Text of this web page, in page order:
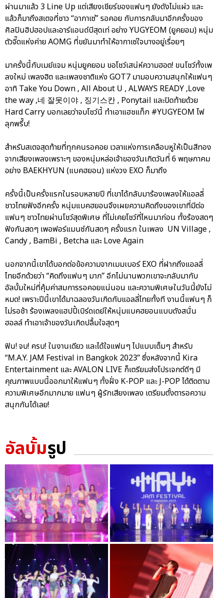
ผ่านมาแล้ว 3 Line Up แต่เสียงเชียร์ของแฟนๆ ยังดังไม่แผ่ว และ
แล้วก็มาถึงสเตจที่ชาว “อากาเซ่” รอคอย กับการกลับมาอีกครั้งของ
ศิลปินฮิปฮอปและอาร์แอนด์บีสุดเท่ อย่าง YUGYEOM (ยูคยอม) หนุ่ม
ตัวจี๊ดแห่งค่าย AOMG ที่ขยันมาทำให้อากาเซ่ใจบางอยู่เรื่อยๆ
มาครั้งนี้กับเมย์แจม หนุ่มยูคยอม ขอโชว์เสน่ห์ความฮอต! ขนโชว์ทั้งเพ
ลงใหม่ เพลงฮิต และเพลงชาติแห่ง GOT7 มามอบความสนุกให้แฟนๆ
อาทิ Take You Down , All About U , ALWAYS READY ,Love
the way ,네 잘못이야 , 징기스칸 , Ponytail และปิดท้ายด้วย
Hard Carry บอกเลยว่าจบโชว์นี้ ทำเอาแฮชแท็ก #YUGYEOM ไฟ
ลุกพรึ๊บ!
สำหรับสเตจสุดท้ายที่ทุกคนรอคอย เวลาแห่งการเคลือบหูให้เป็นสีทอง
จากเสียงเพลงเพราะๆ ของหนุ่มหล่อเจ้าของวันเกิดวันที่ 6 พฤษภาคม
อย่าง BAEKHYUN (แบคฮยอน) แห่งวง EXO ก็มาถึง
ครั้งนี้เป็นครั้งแรกในรอบหลายปี ที่เขาได้กลับมาร้องเพลงให้แอลลี่
ชาวไทยฟังอีกครั้ง หนุ่มแบคฮยอนจึงเผยความคิดถึงของเขาที่มีต่อ
แฟนๆ ชาวไทยผ่านโชว์สุดพิเศษ ที่ไม่เคยโชว์ที่ไหนมาก่อน ทั้งร้องสดๆ
ฟังกันสดๆ เพอฟอร์แมนซ์กันสดๆ ครั้งแรก ในเพลง UN Village ,
Candy , BamBi , Betcha และ Love Again
นอกจากนี้เขาได้บอกต่อข้อความจากเมมเบอร์ EXO ที่ฝากถึงแอลลี่
ไทยอีกด้วยว่า “คิดถึงแฟนๆ มาก” อีกไม่นานพวกเขาจะกลับมากับ
อัลบั้มใหม่ที่คุ้มค่าสมการรอคอยแน่นอน และความพิเศษในวันนี้ยังไม่
หมด! เพราะปีนี้เขาได้มาฉลองวันเกิดกับแอลลี่ไทยทั้งที งานนี้แฟนๆ ก็
ไม่รอช้า ร้องเพลงแฮปปี้เบิร์ดเดย์ให้หนุ่มแบคฮยอนแบบดังสนั่น
ฮอลล์ ทำเอาเจ้าของวันเกิดปลื้มใจสุดๆ
ฟิน! จบ! ครบ! ในงานเดียว และได้ใจแฟนๆ ไปแบบเต็มๆ สำหรับ
“M.A.Y. JAM Festival in Bangkok 2023” ซึ่งหลังจากนี้ Kira
Entertainment และ AVALON LIVE ก็เตรียมส่งโปรเจกต์ดีๆ มี
คุณภาพแบบนี้ออกมาให้แฟนๆ ทั้งฝั่ง K-POP และ J-POP ได้ติดตาม
ความพิเศษอีกมากมาย แฟนๆ ผู้รักเสียงเพลง เตรียมตั้งตารอความ
สนุกกันได้เลย!
อัลบั้มรูป